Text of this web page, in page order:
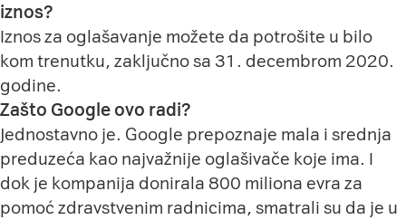
iznos?
Iznos za oglašavanje možete da potrošite u bilo
kom trenutku, zaključno sa 31. decembrom 2020.
godine.
Zašto Google ovo radi?
Jednostavno je. Google prepoznaje mala i srednja
preduzeća kao najvažnije oglašivače koje ima. I
dok je kompanija donirala 800 miliona evra za
pomoć zdravstvenim radnicima, smatrali su da je u